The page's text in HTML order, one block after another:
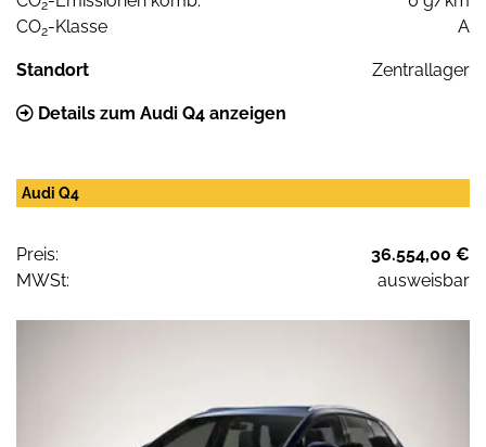
2
CO2-Klasse A
Standort Zentrallager
Details zum Audi Q4 anzeigen
Audi Q4
Preis:
36.554,00 €
MWSt:
ausweisbar